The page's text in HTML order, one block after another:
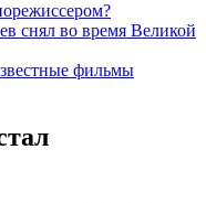
снял во время Великой
фильмы